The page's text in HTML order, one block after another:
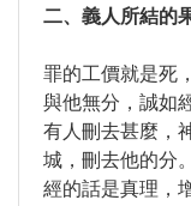
二、義人所結的
罪的工價就是死
與他無分，誠如
有人刪去甚麼，
城，刪去他的分
經的話是真理，